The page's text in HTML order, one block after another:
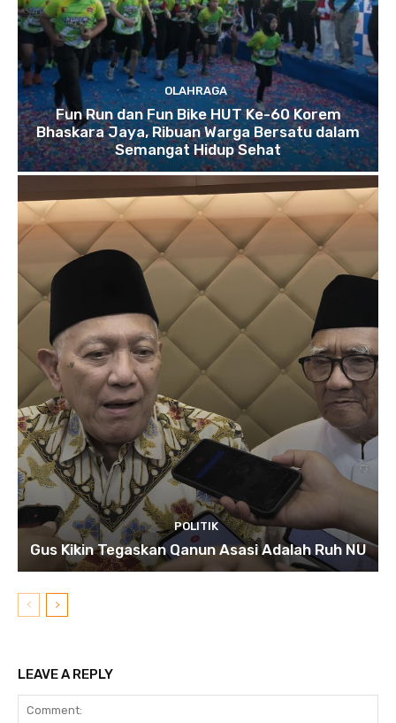
OLAHRAGA
Fun Run dan Fun Bike HUT Ke-60 Korem
Bhaskara Jaya, Ribuan Warga Bersatu dalam
Semangat Hidup Sehat
POLITIK
Gus Kikin Tegaskan Qanun Asasi Adalah Ruh NU
LEAVE A REPLY